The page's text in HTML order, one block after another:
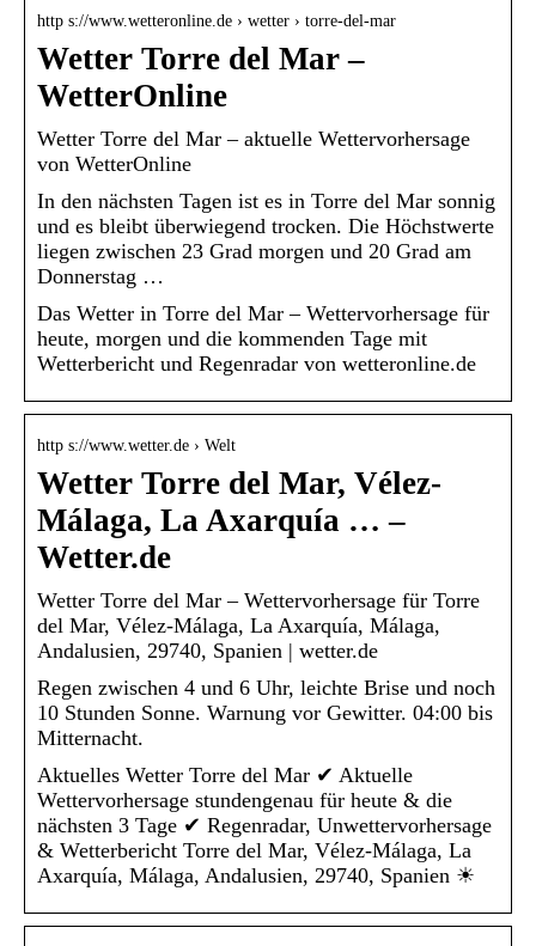
http s://www.wetteronline.de › wetter › torre-del-mar
Wetter Torre del Mar –
WetterOnline
Wetter Torre del Mar – aktuelle Wettervorhersage
von WetterOnline
In den nächsten Tagen ist es in Torre del Mar sonnig
und es bleibt überwiegend trocken. Die Höchstwerte
liegen zwischen 23 Grad morgen und 20 Grad am
Donnerstag …
Das Wetter in Torre del Mar – Wettervorhersage für
heute, morgen und die kommenden Tage mit
Wetterbericht und Regenradar von wetteronline.de
http s://www.wetter.de › Welt
Wetter Torre del Mar, Vélez-
Málaga, La Axarquía … –
Wetter.de
Wetter Torre del Mar – Wettervorhersage für Torre
del Mar, Vélez-Málaga, La Axarquía, Málaga,
Andalusien, 29740, Spanien | wetter.de
Regen zwischen 4 und 6 Uhr, leichte Brise und noch
10 Stunden Sonne. Warnung vor Gewitter. 04:00 bis
Mitternacht.
Aktuelles Wetter Torre del Mar ✔ Aktuelle
Wettervorhersage stundengenau für heute & die
nächsten 3 Tage ✔ Regenradar, Unwettervorhersage
& Wetterbericht Torre del Mar, Vélez-Málaga, La
Axarquía, Málaga, Andalusien, 29740, Spanien ☀